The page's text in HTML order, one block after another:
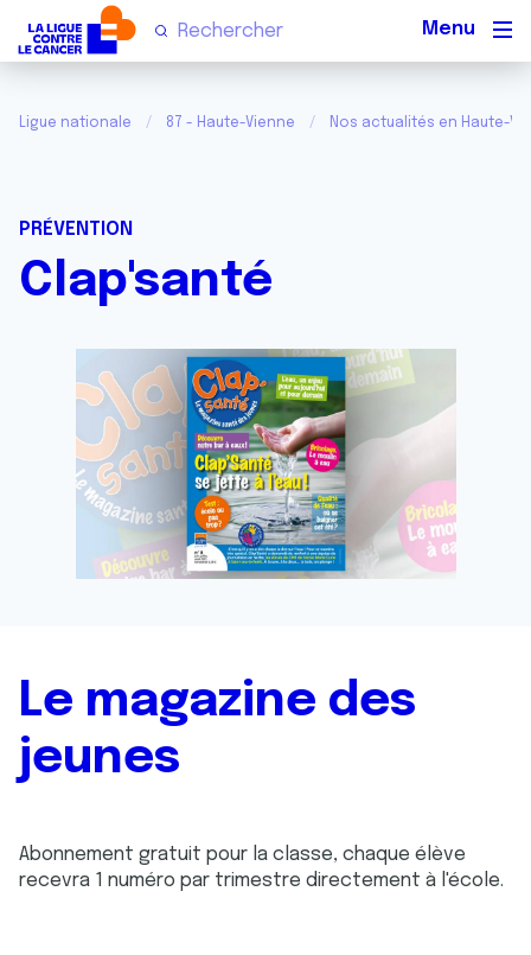
Ligue nationale 87 - Haute-Vienne Nos actualités en Haute-
PRÉVENTION
Clap'santé
Le magazine des
jeunes
Abonnement gratuit pour la classe, chaque élève
recevra 1 numéro par trimestre directement à l'école.